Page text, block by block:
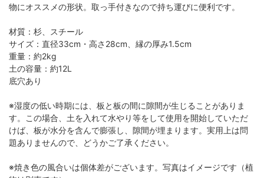
物にオススメの形状。取っ手付きなので持ち運びに便利です。
材質：杉、スチール
サイズ：直径33cm・高さ28cm、縁の厚み1.5cm
重量：約2kg
土の容量：約12L
底穴あり
※湿度の低い時期には、板と板の間に隙間が生じることがありま
す。この場合、土を入れて水やり等をして使用を開始していただ
けば、板が水分を含んで膨張し、隙間が埋まります。実用上は問
題ありませんので、どうかご了承ください。
※焼き色の風合いは個体差がございます。写真はイメージです（植